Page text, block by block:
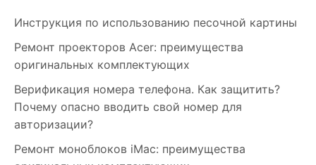
Инструкция по использованию песочной картины
Ремонт проекторов Acer: преимущества
оригинальных комплектующих
Верификация номера телефона. Как защитить?
Почему опасно вводить свой номер для
авторизации?
Ремонт моноблоков iMac: преимущества